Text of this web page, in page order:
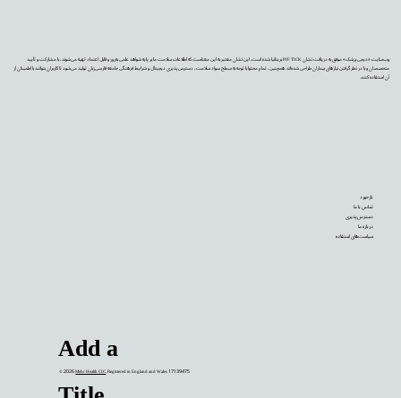
Add a
© 2026Mehr Health CIC. Registered in England and Wales 17139475
وب‌سایت «دیجی‌پزشک» موفق به دریافت نشان PIF TICK بریتانیا شده است. این نشان معتبر به این معناست که اطلاعات سلامت ما بر پایه شواهد علمی به‌روز و قابل اعتماد تهیه می‌شوند، با مشارکت و تأیید
متخصصان و با در نظر گرفتن نیازهای بیماران طراحی شده‌اند. همچنین، تمام محتوا با توجه به سطح سواد سلامت، دسترس‌پذیری دیجیتال و شرایط فرهنگی جامعه فارسی‌زبان تولید می‌شود تا کاربران بتوانند با اطمینان از
آن استفاده کنند.
بازخورد
تماس با ما
دسترس‌پذیری
درباره ما
سیاست‌های استفاده